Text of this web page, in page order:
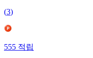
(3)
555 적립